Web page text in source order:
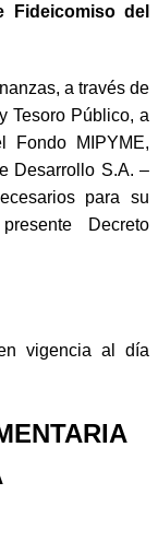
Fideicomiso del
a través de
Tesoro Público, a
Fondo MIPYME,
Desarrollo S.A. –
para su
Decreto
vigencia al día